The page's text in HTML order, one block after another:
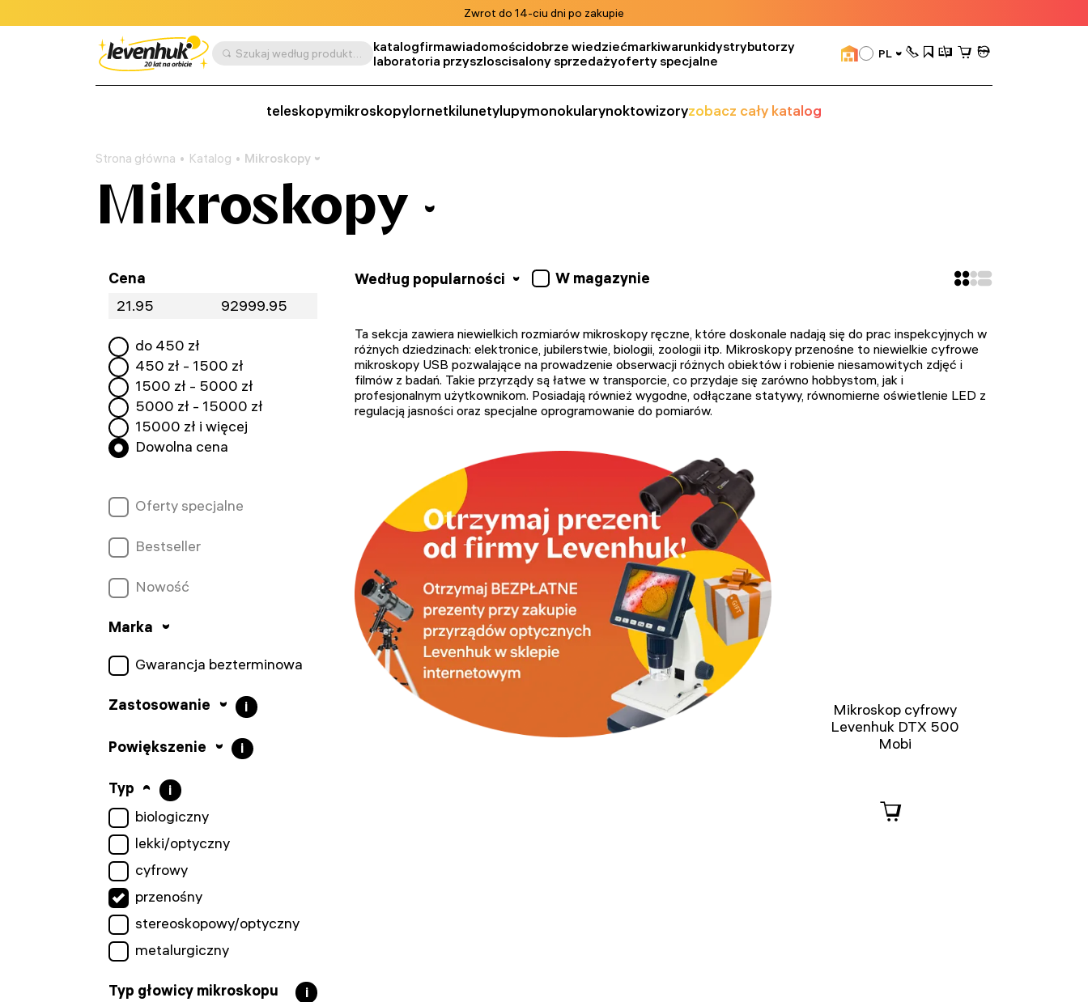
Zwrot do 14-ciu dni po zakupie
Szukaj według produktu, SKU, kategorii itp. katalogfirmawiadomościdobrze wiedziećmarkiwarunkidystrybutorzy
laboratoria przyszloscisalony sprzedażyoferty specjalne PL
teleskopymikroskopylornetkilunetylupymonokularynoktowizoryzobacz cały katalog
Strona główna Katalog Mikroskopy
Mikroskopy
Cena
do 450 zł
450 zł - 1500 zł
1500 zł - 5000 zł
5000 zł - 15000 zł
15000 zł i więcej
Dowolna cena
Oferty specjalne
Bestseller
Nowość
Marka
Gwarancja bezterminowa
Zastosowanie i
Powiększenie i
Typ i
biologiczny
lekki/optyczny
cyfrowy
przenośny
stereoskopowy/optyczny
metalurgiczny
Typ głowicy mikroskopu i
Według popularności W magazynie
Ta sekcja zawiera niewielkich rozmiarów mikroskopy ręczne, które doskonale nadają się do prac inspekcyjnych w
różnych dziedzinach: elektronice, jubilerstwie, biologii, zoologii itp. Mikroskopy przenośne to niewielkie cyfrowe
mikroskopy USB pozwalające na prowadzenie obserwacji różnych obiektów i robienie niesamowitych zdjęć i
filmów z badań. Takie przyrządy są łatwe w transporcie, co przydaje się zarówno hobbystom, jak i
profesjonalnym użytkownikom. Posiadają również wygodne, odłączane statywy, równomierne oświetlenie LED z
regulacją jasności oraz specjalne oprogramowanie do pomiarów.
Mikroskop cyfrowy
Levenhuk DTX 500
Mobi